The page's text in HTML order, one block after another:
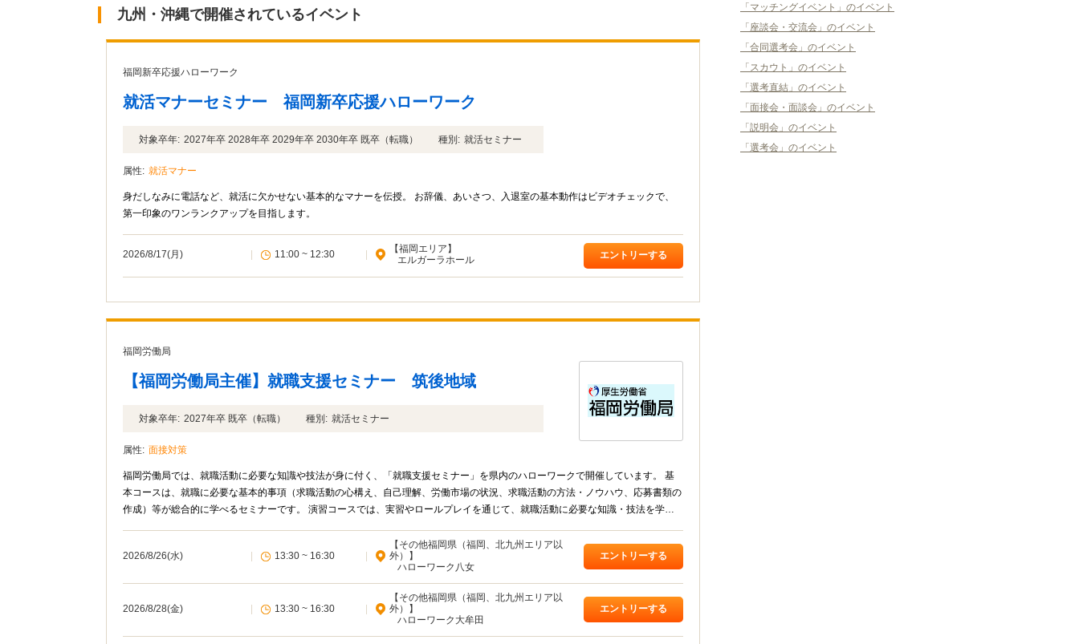
九州・沖縄で開催されているイベント
福岡新卒応援ハローワーク
就活マナーセミナー 福岡新卒応援ハローワーク
対象卒年: 2027年卒 2028年卒 2029年卒 2030年卒 既卒（転職） 種別: 就活セミナー
属性: 就活マナー
身だしなみに電話など、就活に欠かせない基本的なマナーを伝授。 お辞儀、あいさつ、入退室の基本動作はビデオチェックで、
第一印象のワンランクアップを目指します。
2026/8/17(月) 11:00 ~ 12:30
【福岡エリア】
エルガーラホール
エントリーする
福岡労働局
【福岡労働局主催】就職支援セミナー 筑後地域
対象卒年: 2027年卒 既卒（転職） 種別: 就活セミナー
属性: 面接対策
福岡労働局では、就職活動に必要な知識や技法が身に付く、「就職支援セミナー」を県内のハローワークで開催しています。 基
本コースは、就職に必要な基本的事項（求職活動の心構え、自己理解、労働市場の状況、求職活動の方法・ノウハウ、応募書類の
作成）等が総合的に学べるセミナーです。 演習コースでは、実習やロールプレイを通じて、就職活動に必要な知識・技法を学習
2026/8/26(水) 13:30 ~ 16:30
【その他福岡県（福岡、北九州エリア以
外）】
ハローワーク八女
エントリーする
2026/8/28(金) 13:30 ~ 16:30
【その他福岡県（福岡、北九州エリア以
外）】
ハローワーク大牟田
エントリーする
「マッチングイベント」のイベント
「座談会・交流会」のイベント
「合同選考会」のイベント
「スカウト」のイベント
「選考直結」のイベント
「面接会・面談会」のイベント
「説明会」のイベント
「選考会」のイベント